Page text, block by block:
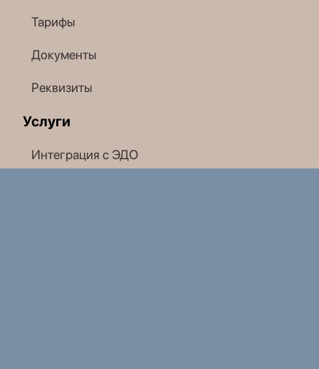
Тарифы
Документы
Реквизиты
Услуги
Интеграция с ЭДО